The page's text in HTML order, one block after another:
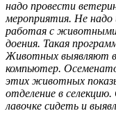
надо провести
мероприятия. Не
работая с животными
доения. Такая
Животных выявляют
компьютер.
этих животных
отделение в
лавочке сидеть и